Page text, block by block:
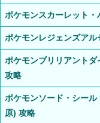
ポケモンスカーレット
ポケモンレジェンズアル
ポケモンブリリアント
攻略
ポケモンソード・シー
原) 攻略